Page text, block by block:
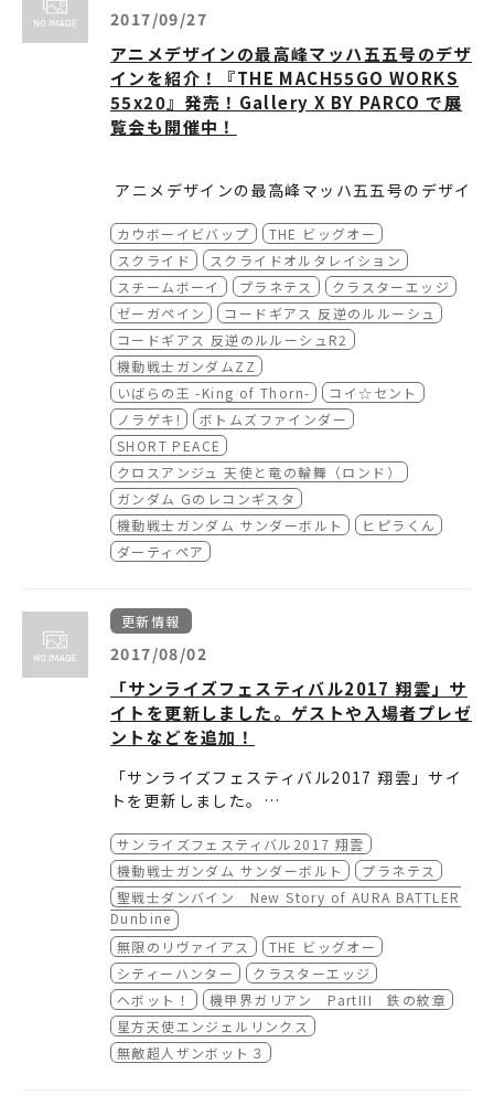
■バンダイチャンネル サービス概要
ートフォン/タブレットで視聴可能な他、Appl
eTV/Amazon Fire TVシリーズなどのTVデバ
イスもご利用頂けます。
各動画は個別に課金頂くほか、月額1,080円(初
回はおためし無料)の見放題会員にご登録頂く
ことで見放題対象作品をいつでも好きなだけお
※TVデバイスは見放題対象作品のみ対応。
https://www.b-ch.com
Amazon、Amazon.co.jp、Fireおよび関連
する全てのロゴはAmazon.com, Inc.またはそ
の関連会社の商標です。
1：00～17：00 ※最終入場16:30
会場
東京ビッグサイト（東京都江東区
メインエリア 東展示棟 東1-8ホー
ビジネスエリア 会議棟1Fレセプシ
入場券 販売中
イト
itter
@animejapan_aj（ハッシュタグ
※2018年3月25日（日）追記
「コードギアス 反逆のルルーシュ 木村貴宏箔押
念アートボード」は、大変好評につき完売となり
また、再販が決定いたしましたので、販売方法な
イトおよび公式Twitterなどで後日お知らせいた
2017/09/27
アニメデザインの最高峰マッハ五五号のデザ
インを紹介！『THE MACH55GO WORKS
55x20』発売！Gallery X BY PARCO で展
覧会も開催中！
アニメデザインの最高峰マッハ五五号のデザイ
20』が10月11日に発売！
大友克洋作品から「COWBOY BEBOP」「機動
戦士ガンダム サンダーボルト」まで長年アニ
メ・映画・音楽のデザインを行ってきたマッハ
五五号・上杉季明の仕事をまとめ、デザインの
行程も含めて紹介するアニメファンからデザイ
ナーまで必携の１冊です。
また、東京・渋谷のGallery X BY PARCOにて
展覧会も開催！ぜひ足をお運びください！
【書籍情報】
■THE MACH55GO WORKS 55x20
仕様：B5判正寸（天地257mm×左右182m
m）／ソフトカバー／ 176ページ（Full Colo
r）
定価：3,400円（税抜）
ISBN： 978-4-7562-4993-7 C3070
発売日：2017年10月11日
発売元：パイ インターナショナル
http://pie.co.jp/search/detail.php?ID=49
93
【イベント情報】
■マッハ55号がデザインするアニメ・音楽・書
籍の世界20年展
“THE MACH55GO WORKS 55x20”
大友克洋から「COWBOYBEBOP」「機動戦士
ガンダム サンダーボルト」まで
会場：Gallery X BY PARCO （渋谷区宇田川町
13-17 ）
期間： 09月23日(土) ～10月01日(日)
時間： 11時～20時
◆SHOHEI & 河村康輔トークショー
9月26日（火）19時～20時 （入場無料）
◆渡辺信一郎トークショー
9月29日（金） 19時～20時（入場無料）
9月30日（土）19時～20時
※詳細・参加条件はPARCO HP（
parco-art.com/web/gallery-x/exhibition.
php?id=1148
）をご確認ください。
カウボーイビバップ
THE ビッグオー
スクライド
スクライドオルタレイション
スチームボーイ
プラネテス
クラスターエッジ
ゼーガペイン
コードギアス 反逆のルルーシュ
コードギアス 反逆のルルーシュR2
機動戦士ガンダムZZ
いばらの王 -King of Thorn-
コイ☆セント
ノラゲキ!
ボトムズファインダー
SHORT PEACE
クロスアンジュ 天使と竜の輪舞（ロンド）
ガンダム Gのレコンギスタ
機動戦士ガンダム サンダーボルト
ヒピラくん
ダーティペア
更新情報
2017/08/02
「サンライズフェスティバル2017 翔雲」サ
イトを更新しました。ゲストや入場者プレゼ
ントなどを追加！
「サンライズフェスティバル2017 翔雲」サイ
トを更新しました。
■MOBILE SUIT GUNDAM THUNDERBOLT
DESEMVER SKY English Information
・8/15『機動戦士ガンダムサンダーボルト DE
CEMBER SKY』英語案内ページ
トレーラー映像第2弾を追加
■スケジュール オールナイト
・8/11『プラネテス』
プレゼント抽選会告知を追加
・8/19『聖戦士ダンバイン』
ライブドローイング告知を追加
■スケジュール レイトショー・通常上映
・8/14『クラスターエッジ』
ゲストに峯岸 功プロデューサーを追加
プレゼント抽選会告知を追加
■グッズページ
・『疾風！アイアンリーガー』マフラータオル
サンライズフェスティバル2017 翔雲
機動戦士ガンダム サンダーボルト
プラネテス
聖戦士ダンバイン New Story of AURA BATTLER
Dunbine
無限のリヴァイアス
THE ビッグオー
シティーハンター
クラスターエッジ
ヘボット！
機甲界ガリアン PartIII 鉄の紋章
星方天使エンジェルリンクス
無敵超人ザンボット３